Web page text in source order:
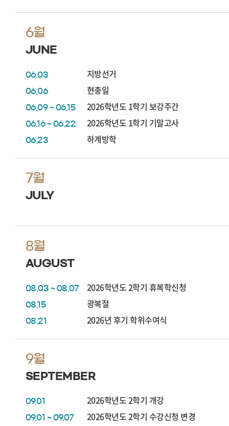
6월
JUNE
06.03 지방선거
06.06 현충일
06.09 ~ 06.15 2026학년도 1학기 보강주간
06.16 ~ 06.22 2026학년도 1학기 기말고사
06.23 하계방학
7월
JULY
8월
AUGUST
08.03 ~ 08.07 2026학년도 2학기 휴복학신청
08.15 광복절
08.21 2026년 후기 학위수여식
9월
SEPTEMBER
09.01 2026학년도 2학기 개강
09.01 ~ 09.07 2026학년도 2학기 수강신청 변경